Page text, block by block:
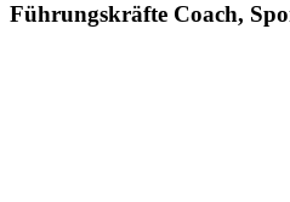
Führungskräfte Coach,